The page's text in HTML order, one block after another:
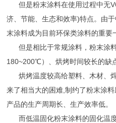
但是粉末涂料在使用过程中无
济、节能、生态和效率)特点。由
末涂料成为目前环保类涂料的重要
但是相比于常规涂料，粉末涂
180~200℃）、烘烤时间较长的缺
烘烤温度较高给塑料、木材、
来了相当大的困难,制约了粉末涂
产品的生产周期长、生产效率低。
而低温固化粉末涂料的固化温